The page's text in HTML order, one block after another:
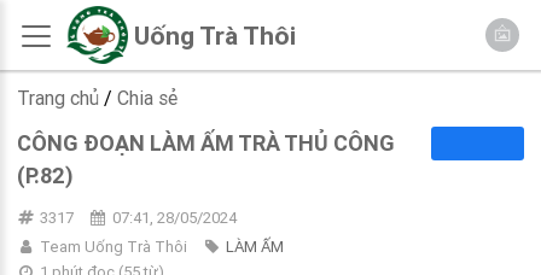
Uống Trà Thôi
Trang chủ / Chia sẻ
CÔNG ĐOẠN LÀM ẤM TRÀ THỦ CÔNG
(P.82)
3317
07:41, 28/05/2024
Team Uống Trà Thôi
LÀM ẤM